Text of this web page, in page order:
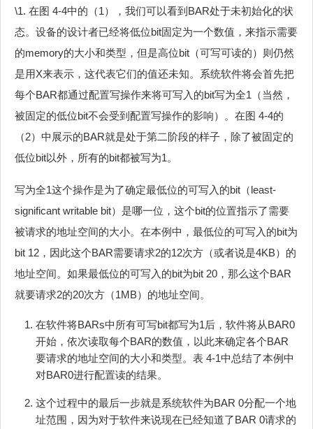
\1. 在图 4‑4中的（1），我们可以看到BAR处于未初始化的状
态。设备的设计者已经将低位bit固定为一个数值，来指示需要
的memory的大小和类型，但是高位bit（可写可读的）则仍然
是用X来表示，这代表它们的值还未知。系统软件将会首先把
每个BAR都通过配置写操作来将可写入的bit写为全1（当然，
被固定的低位bit不会受到配置写操作的影响）。在图 4‑4的
（2）中展示的BAR就是处于第二阶段的样子，除了被固定的
低位bit以外，所有的bit都被写为1。
写为全1这个操作是为了确定最低位的可写入的bit（least-
significant writable bit）是哪一位，这个bit的位置指示了需要
被请求的地址空间的大小。在本例中，最低位的可写入的bit为
bit 12，因此这个BAR需要请求2的12次方（或者说是4KB）的
地址空间。如果最低位的可写入的bit为bit 20，那么这个BAR
就要请求2的20次方（1MB）的地址空间。
在软件将BARs中所有可写bit都写为1后，软件将从BAR0
开始，依次读取每个BAR的数值，以此来确定各个BAR
要请求的地址空间的大小和类型。表 4‑1中总结了本例中
对BAR0进行配置读的结果。
这个过程中的最后一步就是系统软件为BAR 0分配一个地
址范围，因为对于软件来说现在已经知道了BAR 0请求的